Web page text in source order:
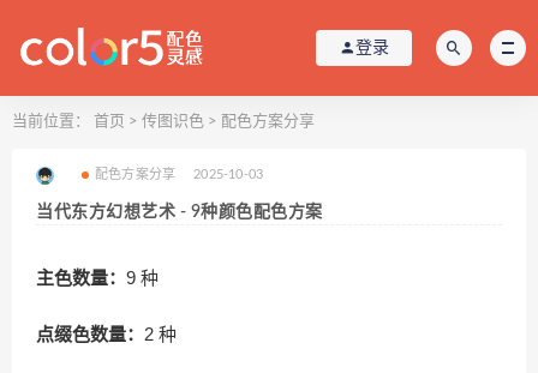
登录
当前位置： 首页 > 传图识色 > 配色方案分享
配色方案分享 2025-10-03
当代东方幻想艺术 - 9种颜色配色方案
主色数量： 9 种
点缀色数量： 2 种